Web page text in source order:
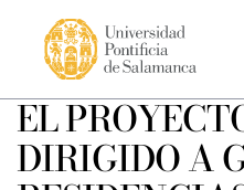
EL
DIRIGIDO A